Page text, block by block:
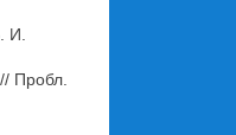
И.
Пробл.